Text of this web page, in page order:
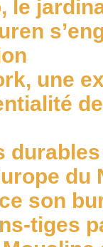
le
une
du
son
tiges